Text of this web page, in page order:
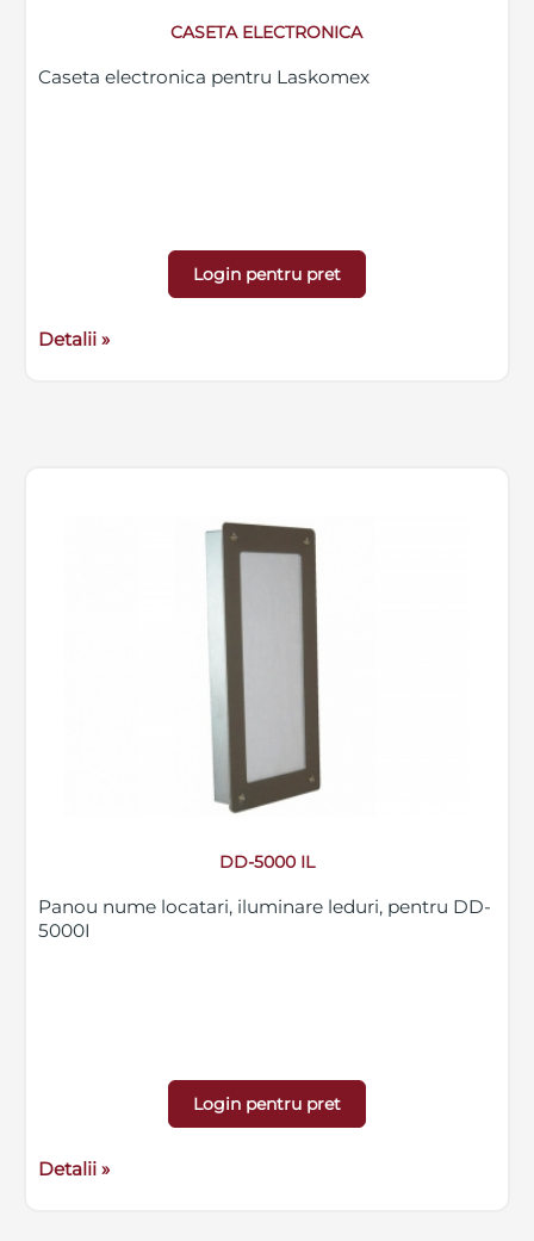
CASETA ELECTRONICA
Caseta electronica pentru Laskomex
Login pentru pret
Detalii »
DD-5000 IL
Panou nume locatari, iluminare leduri, pentru DD-
5000I
Login pentru pret
Detalii »